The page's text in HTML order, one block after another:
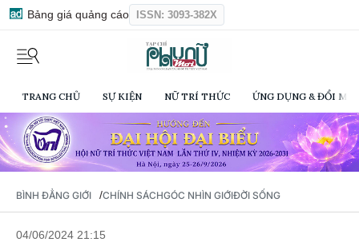
Bảng giá quảng cáo ISSN: 3093-382X
TRANG CHỦ SỰ KIỆN NỮ TRÍ THỨC ỨNG DỤNG & ĐỔI
BÌNH ĐẲNG GIỚI /CHÍNH SÁCHGÓC NHÌN GIỚIĐỜI SỐNG
04/06/2024 21:15